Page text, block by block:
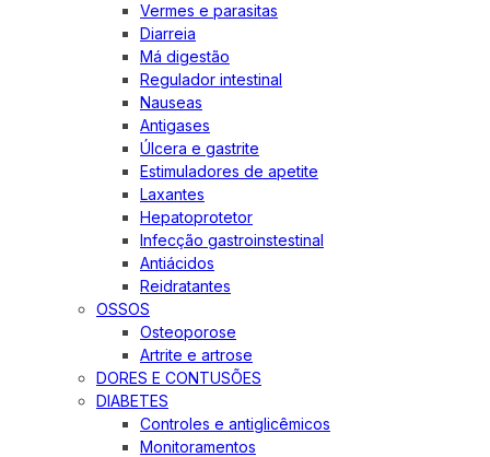
Vermes e parasitas
Diarreia
Má digestão
Regulador intestinal
Nauseas
Antigases
Úlcera e gastrite
Estimuladores de apetite
Laxantes
Hepatoprotetor
Infecção gastroinstestinal
Antiácidos
Reidratantes
OSSOS
Osteoporose
Artrite e artrose
DORES E CONTUSÕES
DIABETES
Controles e antiglicêmicos
Monitoramentos